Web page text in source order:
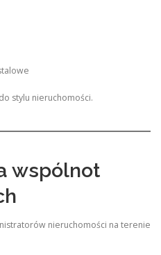
stylu nieruchomości.
wspólnot
nieruchomości na terenie